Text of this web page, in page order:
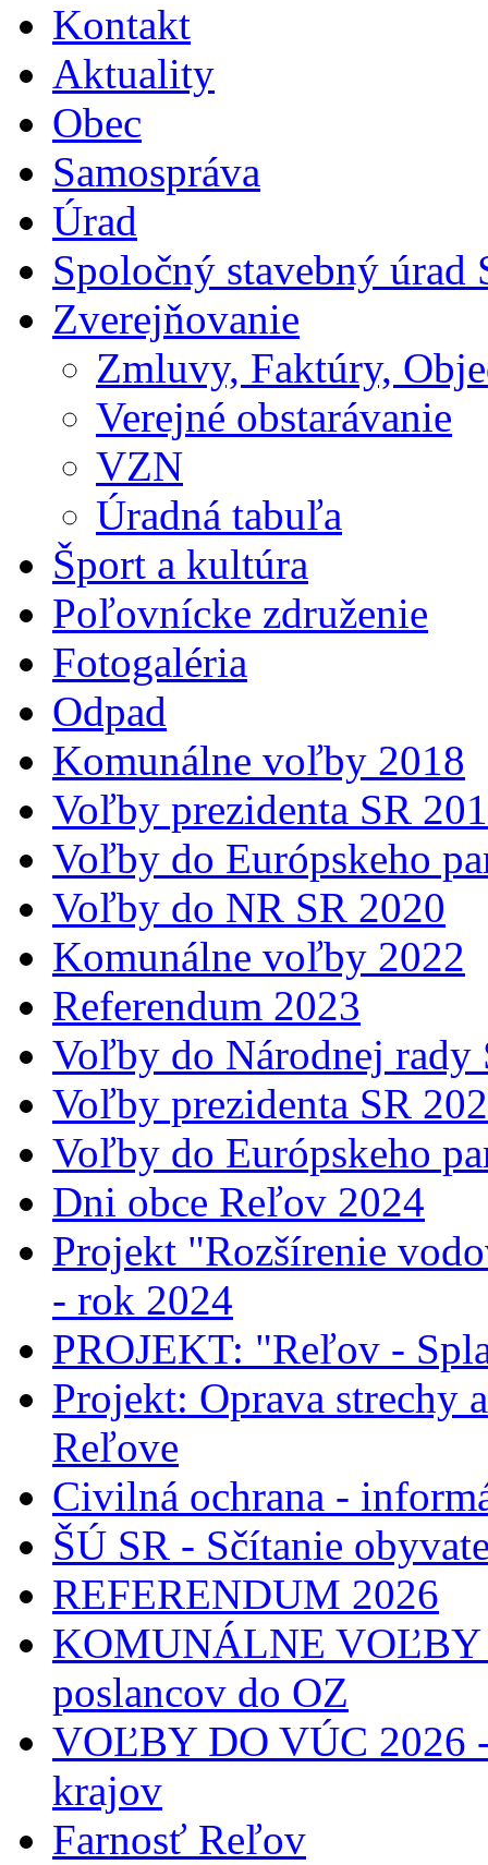
Kontakt
Aktuality
Obec
Samospráva
Úrad
Spoločný stavebný úrad
Zverejňovanie
Zmluvy, Faktúry,
Verejné obstarávanie
VZN
Úradná tabuľa
Šport a kultúra
Poľovnícke združenie
Fotogaléria
Odpad
Komunálne voľby 2018
Voľby prezidenta SR
Voľby do Európskeho
Voľby do NR SR 2020
Komunálne voľby 2022
Referendum 2023
Voľby do Národnej rady
Voľby prezidenta SR
Voľby do Európskeho
Dni obce Reľov 2024
Projekt "Rozšírenie
- rok 2024
PROJEKT: "Reľov -
Projekt: Oprava strechy
Reľove
Civilná ochrana -
ŠÚ SR - Sčítanie
REFERENDUM 2026
KOMUNÁLNE VOĽBY
poslancov do OZ
VOĽBY DO VÚC 2026
krajov
Farnosť Reľov